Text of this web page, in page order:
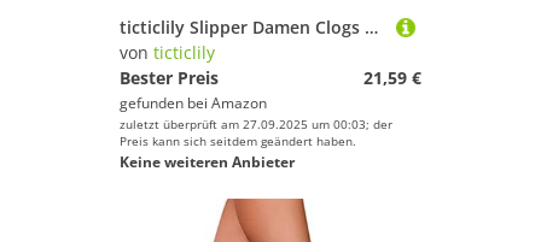
ticticlily Slipper Damen Clogs Sommer Hausschuhe Atmungsaktiv Strand Sandalen Schuhe Bequem Plateau Sandalen Outdoor Pantoletten rutschfest Gartenschuhe Grün 37 EU
von ticticlily
Bester Preis
21,59 €
gefunden bei Amazon
zuletzt überprüft am 27.09.2025 um 00:03; der
Preis kann sich seitdem geändert haben.
Keine weiteren Anbieter